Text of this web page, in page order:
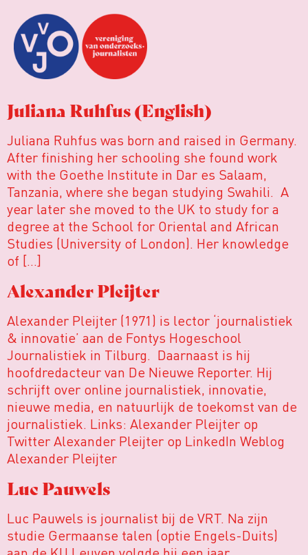
Juliana Ruhfus (English)
Juliana Ruhfus was born and raised in Germany.
After finishing her schooling she found work
with the Goethe Institute in Dar es Salaam,
Tanzania, where she began studying Swahili. A
year later she moved to the UK to study for a
degree at the School for Oriental and African
Studies (University of London). Her knowledge
of […]
Alexander Pleijter
Alexander Pleijter (1971) is lector ‘journalistiek
& innovatie’ aan de Fontys Hogeschool
Journalistiek in Tilburg. Daarnaast is hij
hoofdredacteur van De Nieuwe Reporter. Hij
schrijft over online journalistiek, innovatie,
nieuwe media, en natuurlijk de toekomst van de
journalistiek. Links: Alexander Pleijter op
Twitter Alexander Pleijter op LinkedIn Weblog
Alexander Pleijter
Luc Pauwels
Luc Pauwels is journalist bij de VRT. Na zijn
studie Germaanse talen (optie Engels-Duits)